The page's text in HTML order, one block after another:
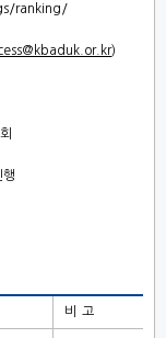
ranking/
)
회
행
비 고